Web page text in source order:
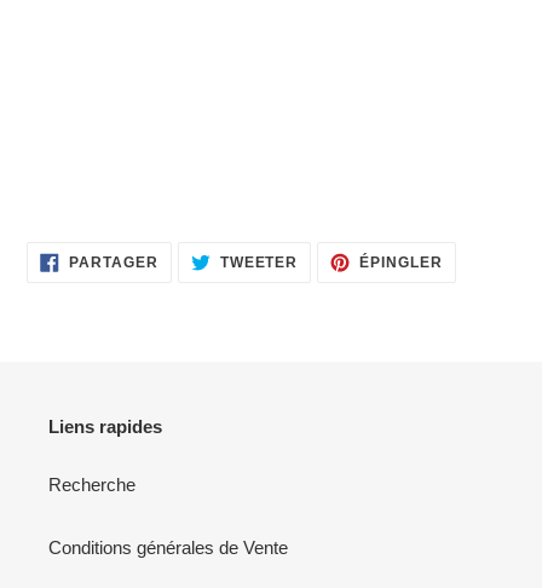
PARTAGER PARTAGER
SUR
TWEETER TWEETER
SUR
ÉPINGLER
Liens rapides
Recherche
Conditions générales de Vente